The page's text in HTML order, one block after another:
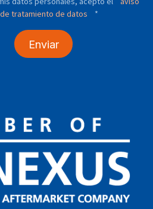
tratamiento de datos *
Enviar